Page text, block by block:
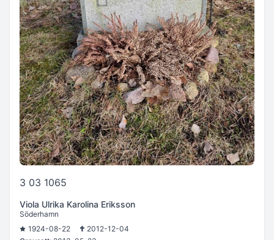
3 03 1065
Viola Ulrika Karolina Eriksson
Söderhamn
1924-08-22
2012-12-04